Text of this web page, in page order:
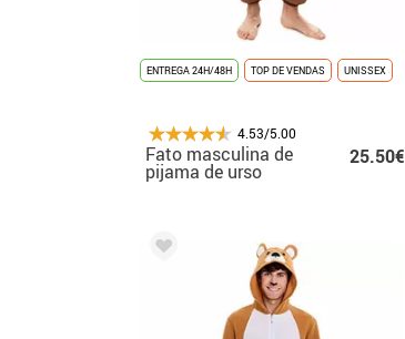
ENTREGA 24H/48H TOP DE VENDAS UNISSEX
4.53/5.00
Fato masculina de
pijama de urso
marrom escuro
25.50€